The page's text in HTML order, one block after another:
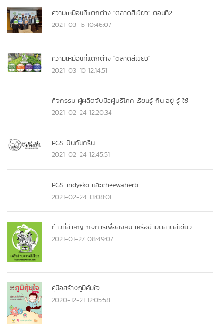
ความเหมือนที่แตกต่าง "ตลาดสีเขียว" ตอนที่2
2021-03-15 10:46:07
ความเหมือนที่แตกต่าง "ตลาดสีเขียว"
2021-03-10 12:14:51
กิจกรรม ผู้ผลิตจับมือผู้บริโภค เรียนรู้ กิน อยู่ รู้ ใช้
2021-02-24 12:20:34
PGS ปันกันกรีน
2021-02-24 12:45:51
PGS indyeko และcheewaherb
2021-02-24 13:08:01
ก้าวที่สำคัญ กิจการเพื่อสังคม เครือข่ายตลาดสีเขียว
2021-01-27 08:49:07
คู่มือสร้างภูมิคุ้มใจ
2020-12-21 12:05:58